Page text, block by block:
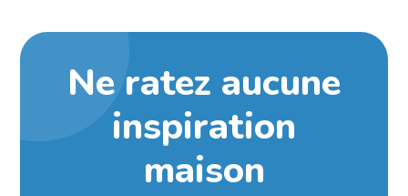
Ne ratez aucune
inspiration
maison